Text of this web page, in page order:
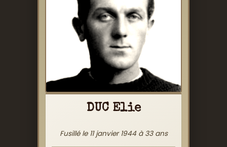
DUC Elie
Fusillé le 11 janvier 1944 à 33 ans